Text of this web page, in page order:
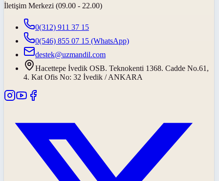
İletişim Merkezi (09.00 - 22.00)
0(312) 911 37 15
0(546) 855 07 15 (WhatsApp)
destek@uzmandil.com
Hacettepe İvedik OSB. Teknokenti 1368. Cadde No.61,
4. Kat Ofis No: 32 İvedik / ANKARA